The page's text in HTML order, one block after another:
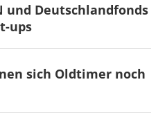
und Deutschlandfonds
ups
sich Oldtimer noch